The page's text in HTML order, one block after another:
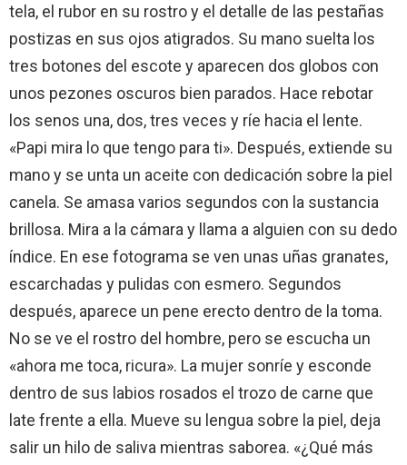
tela, el rubor en su rostro y el detalle de las pestañas
postizas en sus ojos atigrados. Su mano suelta los
tres botones del escote y aparecen dos globos con
unos pezones oscuros bien parados. Hace rebotar
los senos una, dos, tres veces y ríe hacia el lente.
«Papi mira lo que tengo para ti». Después, extiende su
mano y se unta un aceite con dedicación sobre la piel
canela. Se amasa varios segundos con la sustancia
brillosa. Mira a la cámara y llama a alguien con su dedo
índice. En ese fotograma se ven unas uñas granates,
escarchadas y pulidas con esmero. Segundos
después, aparece un pene erecto dentro de la toma.
No se ve el rostro del hombre, pero se escucha un
«ahora me toca, ricura». La mujer sonríe y esconde
dentro de sus labios rosados el trozo de carne que
late frente a ella. Mueve su lengua sobre la piel, deja
salir un hilo de saliva mientras saborea. «¿Qué más